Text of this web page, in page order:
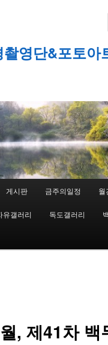
촬영단&포토아
게시판 금주의일정 월
유갤러리 독도갤러리
, 제41차 백